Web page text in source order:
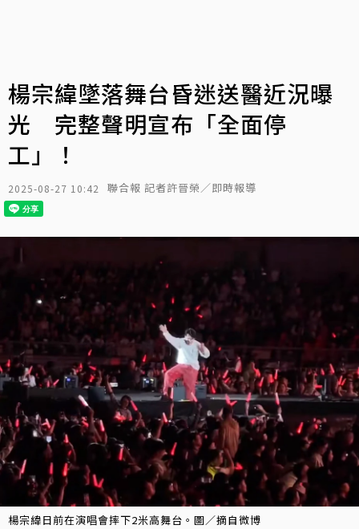
楊宗緯墜落舞台昏迷送醫近況曝
光 完整聲明宣布「全面停
工」！
2025-08-27 10:42 聯合報 記者許晉榮／即時報導
楊宗緯日前在演唱會摔下2米高舞台。圖／摘自微博